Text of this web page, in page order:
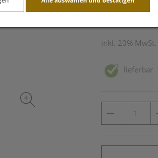
inkl. 20% MwSt.
lieferbar